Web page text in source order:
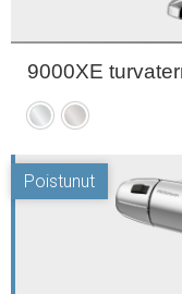
9000XE
KromattuHarjattu